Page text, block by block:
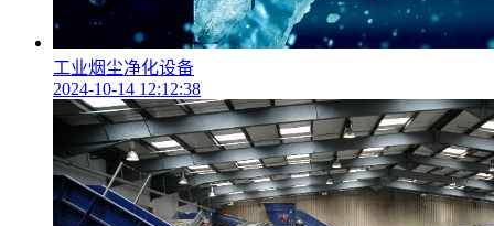
工业烟尘净化设备
2024-10-14 12:12:38